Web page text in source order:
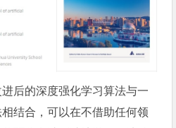
后的深度强化学习算法与一
结合，可以在不借助任何领